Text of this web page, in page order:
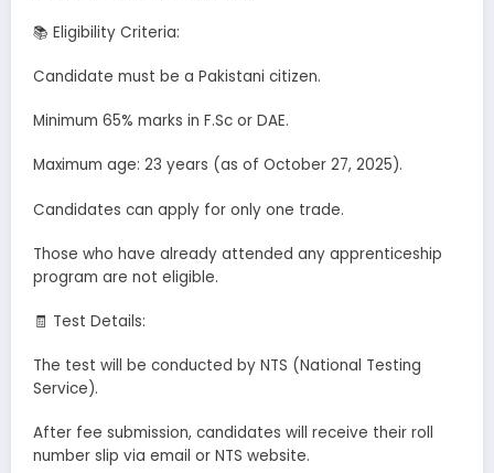
📚 Eligibility Criteria:
Candidate must be a Pakistani citizen.
Minimum 65% marks in F.Sc or DAE.
Maximum age: 23 years (as of October 27, 2025).
Candidates can apply for only one trade.
Those who have already attended any apprenticeship
program are not eligible.
🧾 Test Details:
The test will be conducted by NTS (National Testing
Service).
After fee submission, candidates will receive their roll
number slip via email or NTS website.